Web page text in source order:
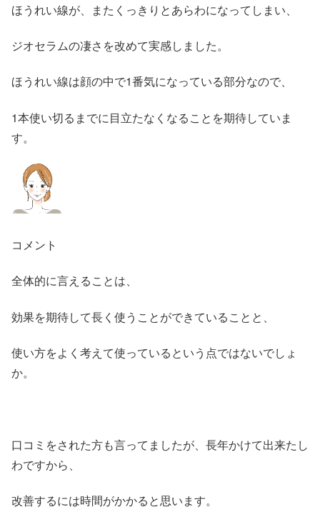
ほうれい線が、またくっきりとあらわになってしまい、
ジオセラムの凄さを改めて実感しました。
ほうれい線は顔の中で1番気になっている部分なので、
1本使い切るまでに目立たなくなることを期待していま
す。
コメント
全体的に言えることは、
効果を期待して長く使うことができていることと、
使い方をよく考えて使っているという点ではないでしょ
か。
口コミをされた方も言ってましたが、長年かけて出来たし
わですから、
改善するには時間がかかると思います。